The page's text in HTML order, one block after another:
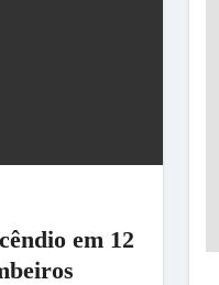
em 12